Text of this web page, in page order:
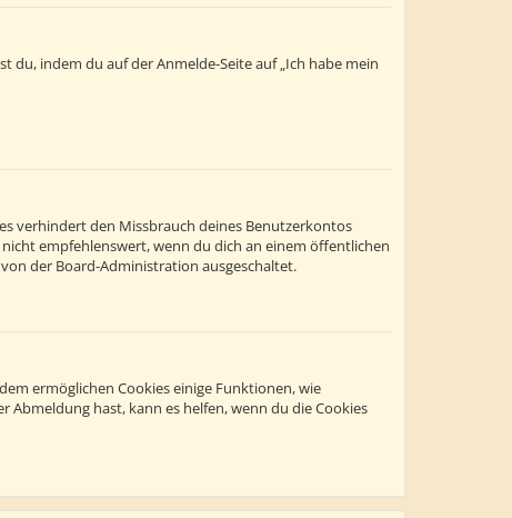
du, indem du auf der Anmelde-Seite auf „Ich habe mein
verhindert den Missbrauch deines Benutzerkontos
empfehlenswert, wenn du dich an einem öffentlichen
der Board-Administration ausgeschaltet.
ermöglichen Cookies einige Funktionen, wie
Abmeldung hast, kann es helfen, wenn du die Cookies